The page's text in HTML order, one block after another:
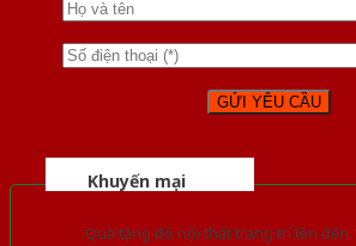
Khuyến mại
Quà tặng đồ nội thất trang trí lên đến